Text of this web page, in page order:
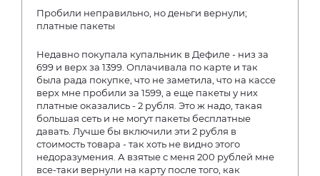
Пробили неправильно, но деньги вернули;
платные пакеты
Недавно покупала купальник в Дефиле - низ за
699 и верх за 1399. Оплачивала по карте и так
была рада покупке, что не заметила, что на кассе
верх мне пробили за 1599, а еще пакеты у них
платные оказались - 2 рубля. Это ж надо, такая
большая сеть и не могут пакеты бесплатные
давать. Лучше бы включили эти 2 рубля в
стоимость товара - так хоть не видно этого
недоразумения. А взятые с меня 200 рублей мне
все-таки вернули на карту после того, как